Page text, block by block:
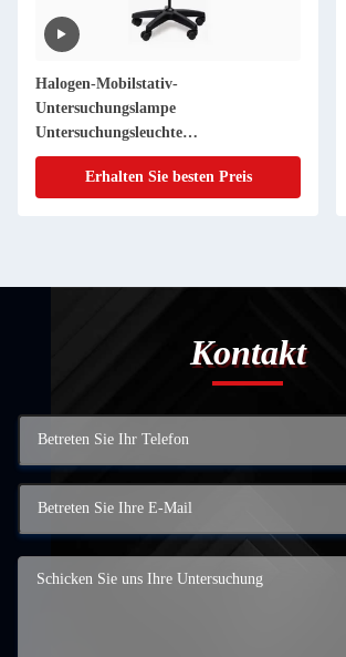
Halogen-Mobilstativ-
Untersuchungslampe
Untersuchungsleuchte
Operationslampe
Erhalten Sie besten Preis
Kontakt